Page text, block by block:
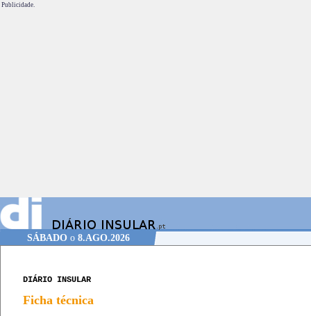
Publicidade.
SÁBADOo 8.AGO.2026
DIÁRIO INSULAR
Ficha técnica